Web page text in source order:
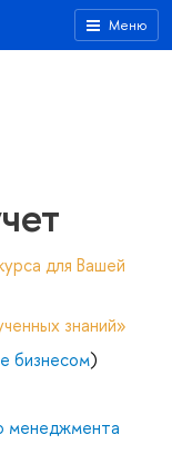
Меню
для Вашей
знаний»
бизнесом)
менеджмента